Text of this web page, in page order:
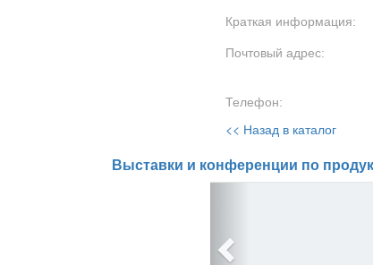
Краткая информация:
Почтовый адрес:
Телефон:
<< Назад в каталог
Выставки и конференции по